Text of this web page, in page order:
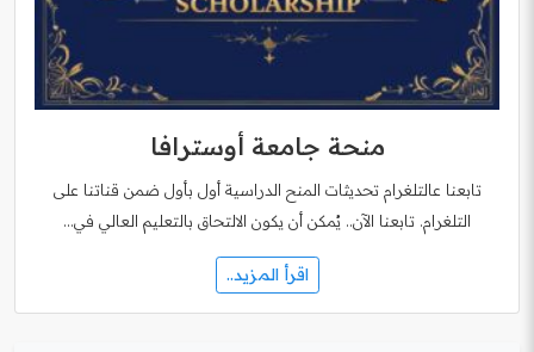
منحة جامعة أوسترافا
تابعنا عالتلغرام تحديثات المنح الدراسية أول بأول ضمن قناتنا على
التلغرام. تابعنا الآن.. يُمكن أن يكون الالتحاق بالتعليم العالي في…
اقرأ المزيد..